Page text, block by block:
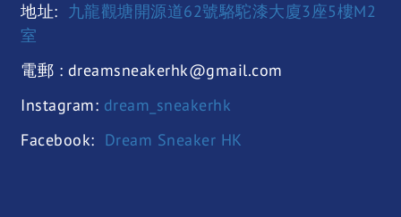
地址:
九龍觀塘開源道62號駱駝漆大廈3座5樓M2
室
電郵 : dreamsneakerhk@gmail.com
Instagram: dream_sneakerhk
Facebook: Dream Sneaker HK